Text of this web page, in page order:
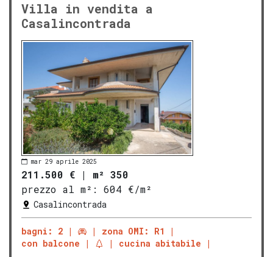
Villa in vendita a
Casalincontrada
mar 29 aprile 2025
211.500 € | m² 350
prezzo al m²:
604 €/m²
Casalincontrada
bagni: 2
zona OMI: R1
con balcone
cucina abitabile